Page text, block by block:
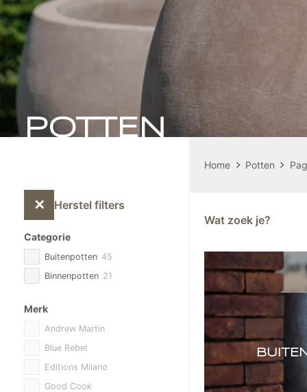
POTTEN
✕ Herstel filters
Categorie
Buitenpotten 45
Binnenpotten 21
Merk
Andrew Martin
Blue Rebel
Editions Milano
Good Cook
Home Potten
Wat zoek je?